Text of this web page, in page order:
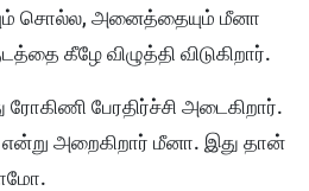
சொல்ல, அனைத்தையும் மீனா
கீழே விழுத்தி விடுகிறார்.
பேரதிர்ச்சி அடைகிறார்.
என்று அறைகிறார் மீனா. இது தான்